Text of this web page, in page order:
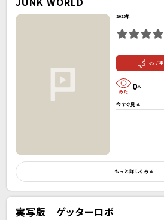
2025年
マッチ率
0人
今すぐ見る
もっと詳しくみる
実写版 ゲッターロボ